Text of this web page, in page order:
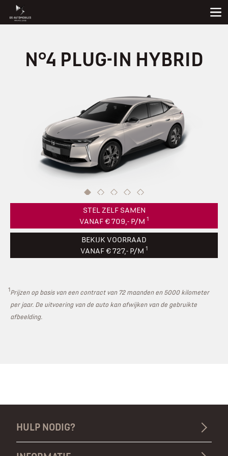
N°4 PLUG-IN HYBRID
STEL ZELF SAMEN
VANAF € 709,- P/M 1
BEKIJK VOORRAAD
VANAF € 727,- P/M 1
1 Prijzen op basis van een contract van 72 maanden en 5000 kilometer
per jaar. De uitvoering van de auto kan afwijken van de gebruikte
afbeelding.
HULP NODIG?
Wat is Private Lease?